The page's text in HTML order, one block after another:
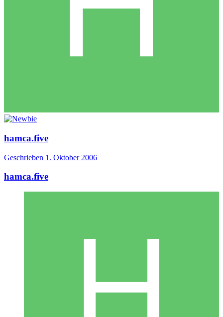
hamca.five
Geschrieben 1. Oktober 2006
hamca.five